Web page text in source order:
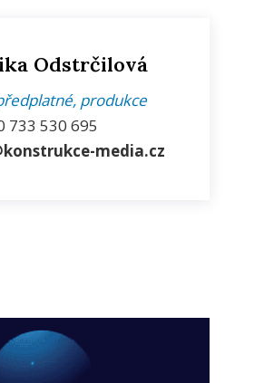
Odstrčilová
produkce
733 530 695
media.cz